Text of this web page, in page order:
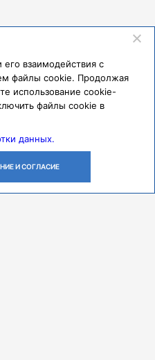
взаимодействия с
файлы cookie. Продолжая
использование cookie-
файлы cookie в
данных.
И СОГЛАСИЕ